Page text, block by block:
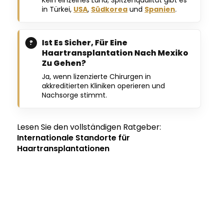
in Türkei, USA, Südkorea und Spanien.
Ist Es Sicher, Für Eine
Haartransplantation Nach Mexiko
Zu Gehen?
Ja, wenn lizenzierte Chirurgen in
akkreditierten Kliniken operieren und
Nachsorge stimmt.
Lesen Sie den vollständigen Ratgeber:
Internationale Standorte für
Haartransplantationen